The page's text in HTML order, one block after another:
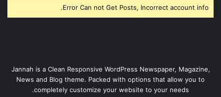
Error Can not Get Posts, Incorrect account info.
Jannah is a Clean Responsive WordPress Newspaper, Magazine,
News and Blog theme. Packed with options that allow you to
completely customize your website to your needs.